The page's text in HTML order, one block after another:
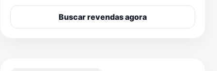
Buscar revendas agora